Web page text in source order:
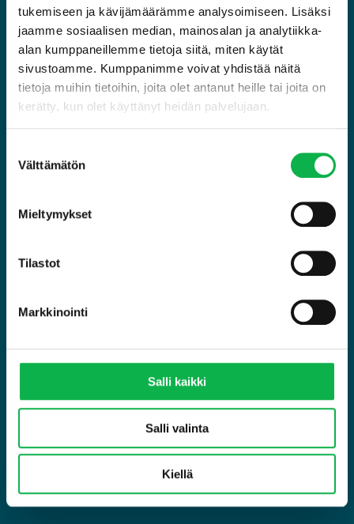
tukemiseen ja kävijämäärämme analysoimiseen. Lisäksi
jaamme sosiaalisen median, mainosalan ja analytiikka-
alan kumppaneillemme tietoja siitä, miten käytät
sivustoamme. Kumppanimme voivat yhdistää näitä
tietoja muihin tietoihin, joita olet antanut heille tai joita on
kerätty, kun olet käyttänyt heidän palvelujaan.
valinta
Välttämätön
Mieltymykset
Tilastot
Markkinointi
Salli kaikki
Salli valinta
Kiellä
Nimi
(Pakollinen)
Sähköpostiosoite
(Pakollinen)
Nimetön
Viesti
Haluan, että Sijoitusasunnot.comilta otetaan minuun
Suostumus
Sijoitusasunnot.com saa lisätä minut postituslistalle ja
saan siten uusimmat uutiset suoraan sähköpostiini!
Suostumus
Olen tutustunuttietosuojaselosteenja hyväksyn
tietojen tallentamisen
CAPTCHA